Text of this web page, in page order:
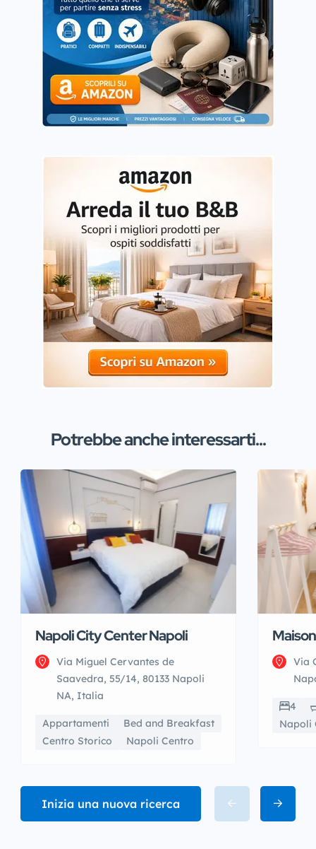
Potrebbe anche interessarti...
Napoli City Center Napoli
Via Miguel Cervantes de
Saavedra, 55/14, 80133 Napoli
NA, Italia
Appartamenti
Bed and Breakfast
Centro Storico
Napoli Centro
Via
4
Napoli
Inizia una nuova ricerca